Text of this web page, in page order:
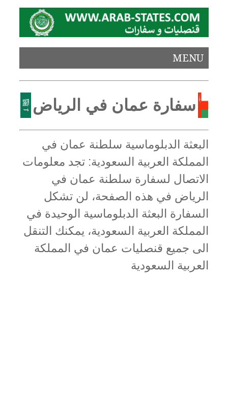
MENU
سفارة عمان في الرياض
البعثة الدبلوماسية سلطنة عمان في
المملكة العربية السعودية: تجد معلومات
الاتصال لسفارة سلطنة عمان في
الرياض في هذه الصفحة، لن تشكل
السفارة البعثة الدبلوماسية الوحيدة في
المملكة العربية السعودية، يمكنك التنقل
الى جميع قنصليات عمان في المملكة
العربية السعودية